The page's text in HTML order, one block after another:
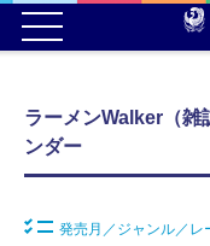
ラーメンWalker（雑
ンダー
発売月／ジャンル／レ